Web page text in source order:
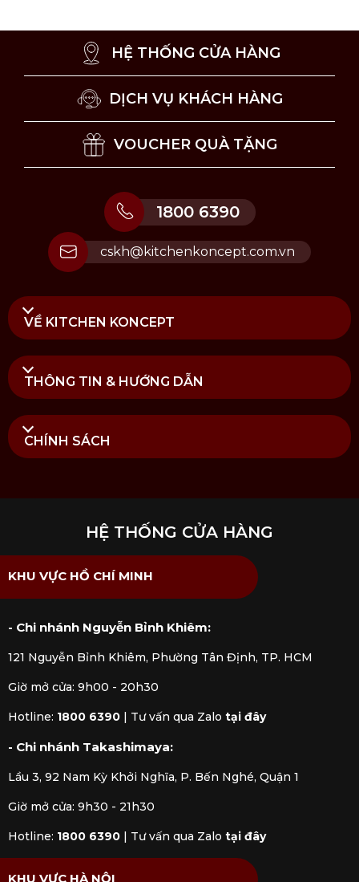
Cách sử dụng tinh dầu đèn xông hương Imperial
Green Tea
Lưu ý sử dụng và bảo quản tinh dầu đèn
xông
Với 500ml tinh dầu sẽ sử dụng được 20 giờ
khuếch tán, với 80 giờ lưu hương.
Tinh dầu đèn xông chỉ sử dụng cho các loại đèn
nắng trực tiếp.
Không để tinh dầu tiếp xúc trực tiếp với da và
Đậy nắp chặt sau khi sử dụng. Tránh xa tầm tay
Mua Tinh dầu đèn xông hương Imperial
Tinh dầu đèn xông hương Imperial
Green Tea tạiKitchen Koncept
chúng tôi còn cung cấp các loại sản phẩm khác đến
từ thương hiệu Maison Berger như: đèn xông tinh
dầu xe hơi.
HỆ THỐNG CỬA HÀNG
DỊCH VỤ KHÁCH HÀNG
VOUCHER QUÀ TẶNG
1800 6390
cskh@kitchenkoncept.com.vn
VỀ KITCHEN KONCEPT
THÔNG TIN & HƯỚNG DẪN
CHÍNH SÁCH
HỆ THỐNG CỬA HÀNG
KHU VỰC HỒ CHÍ MINH
- Chi nhánh Nguyễn Bỉnh Khiêm:
121 Nguyễn Bỉnh Khiêm, Phường Tân Định, TP. HCM
Giờ mở cửa: 9h00 - 20h30
Hotline: 1800 6390 Tư vấn qua Zalo tại đây
- Chi nhánh Takashimaya:
Lầu 3, 92 Nam Kỳ Khởi Nghĩa, P. Bến Nghé, Quận 1
Giờ mở cửa: 9h30 - 21h30
Hotline: 1800 6390 Tư vấn qua Zalo tại đây
KHU VỰC HÀ NỘI